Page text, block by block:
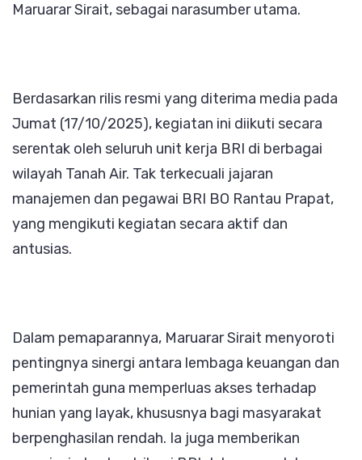
Maruarar Sirait, sebagai narasumber utama.
Berdasarkan rilis resmi yang diterima media pada
Jumat (17/10/2025), kegiatan ini diikuti secara
serentak oleh seluruh unit kerja BRI di berbagai
wilayah Tanah Air. Tak terkecuali jajaran
manajemen dan pegawai BRI BO Rantau Prapat,
yang mengikuti kegiatan secara aktif dan
antusias.
Dalam pemaparannya, Maruarar Sirait menyoroti
pentingnya sinergi antara lembaga keuangan dan
pemerintah guna memperluas akses terhadap
hunian yang layak, khususnya bagi masyarakat
berpenghasilan rendah. Ia juga memberikan